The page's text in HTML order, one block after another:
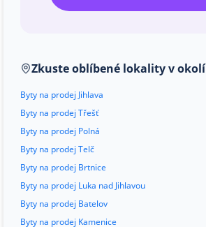
Zkuste oblíbené lokality v okolí
Byty na prodej Jihlava
Byty na prodej Třešť
Byty na prodej Polná
Byty na prodej Telč
Byty na prodej Brtnice
Byty na prodej Luka nad Jihlavou
Byty na prodej Batelov
Byty na prodej Kamenice